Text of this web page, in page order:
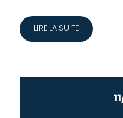
LIRE LA SUITE